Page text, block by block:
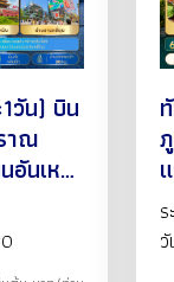
วัน) บิน
าณ
อันเห
กู้กง
งฝูจิ่ง